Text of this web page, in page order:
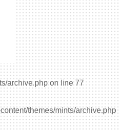
archive.phpon line77
themes/mints/archive.php